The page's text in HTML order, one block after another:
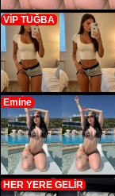
VİP TUĞBA
Emine
HER YERE GELİR